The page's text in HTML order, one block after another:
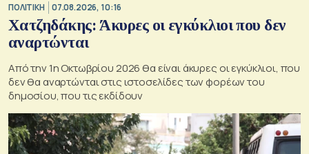
ΠΟΛΙΤΙΚΗ 07.08.2026, 10:16
Χατζηδάκης: Άκυρες οι εγκύκλιοι που δεν
αναρτώνται
Από την 1η Οκτωβρίου 2026 θα είναι άκυρες οι εγκύκλιοι, που
δεν θα αναρτώνται στις ιστοσελίδες των φορέων του
δημοσίου, που τις εκδίδουν